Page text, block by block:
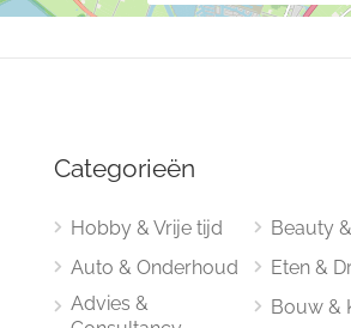
Categorieën
Hobby & Vrije tijd
Auto & Onderhoud
Advies &
Beauty
Eten &
Bouw &